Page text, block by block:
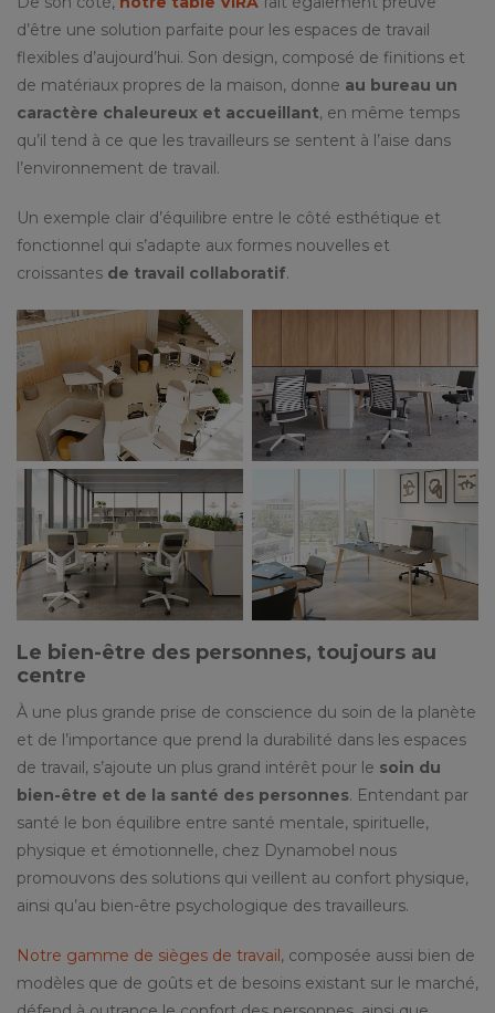
d’être une solution parfaite pour les espaces de travail
flexibles d’aujourd’hui. Son design, composé de finitions et
de matériaux propres de la maison, donne au bureau un
caractère chaleureux et accueillant, en même temps
qu’il tend à ce que les travailleurs se sentent à l’aise dans
l’environnement de travail.
Un exemple clair d’équilibre entre le côté esthétique et
fonctionnel qui s’adapte aux formes nouvelles et
croissantes de travail collaboratif.
Le bien-être des personnes, toujours au
centre
À une plus grande prise de conscience du soin de la planète
et de l’importance que prend la durabilité dans les espaces
de travail, s’ajoute un plus grand intérêt pour le soin du
bien-être et de la santé des personnes. Entendant par
santé le bon équilibre entre santé mentale, spirituelle,
physique et émotionnelle, chez Dynamobel nous
promouvons des solutions qui veillent au confort physique,
ainsi qu’au bien-être psychologique des travailleurs.
Notre gamme de sièges de travail, composée aussi bien de
modèles que de goûts et de besoins existant sur le marché,